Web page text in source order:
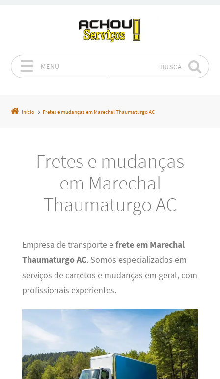
MENU BUSCA
Início Fretes e mudanças em Marechal Thaumaturgo AC
Fretes e mudanças
em Marechal
Thaumaturgo AC
Empresa de transporte efrete em Marechal
Thaumaturgo AC. Somos especializados em
serviços de carretos e mudanças em geral, com
profissionais experientes.